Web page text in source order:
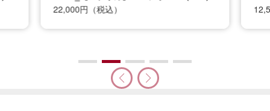
22,000円（税込）